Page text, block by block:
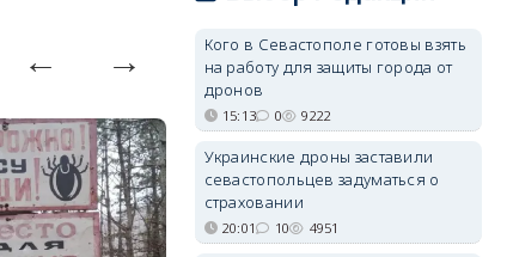
Кого в Севастополе готовы взять
на работу для защиты города от
дронов
15:13 0 9222
Украинские дроны заставили
севастопольцев задуматься о
страховании
20:01 10 4951